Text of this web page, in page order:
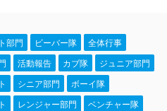
部門 ビーバー隊
全体行事
活動報告 カブ隊
ジュニア部門
シニア部門
ボーイ隊
レンジャー部門
ベンチャー隊